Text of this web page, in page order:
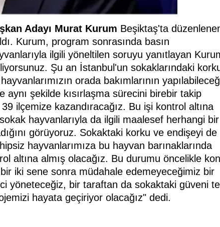
Adayı Murat Kurum Beşiktaş'ta
Kurum, program sonrasında basın
ilgili yöneltilen soruyu yanıtlayan
Şu an İstanbul'un sokaklarındaki
orada bakımlarının
aynı şekilde kısırlaşma sürecini birebir takip
ilçemize kazandıracağız. Bu işi kontrol altına
hayvanlarıyla da ilgili maalesef herhangi bir
görüyoruz. Sokaktaki korku ve endişeyi de
hayvanlarımıza bu hayvan barınaklarında
altına almış olacağız. Bu durumu öncelikle
iki sene sonra müdahale edemeyeceğimiz bir
yöneteceğiz, bir taraftan da sokaktaki güveni
hayata geçiriyor olacağız" dedi.